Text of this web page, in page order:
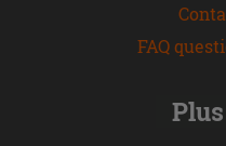
FAQ
Plus